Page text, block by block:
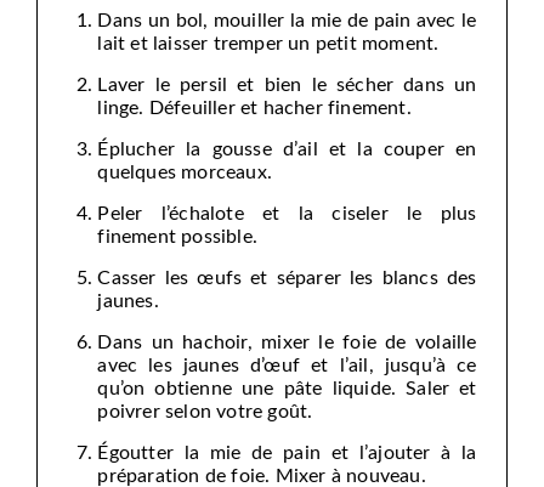
Dans un bol, mouiller la mie de pain avec le
lait et laisser tremper un petit moment.
Laver le persil et bien le sécher dans un
linge. Défeuiller et hacher finement.
Éplucher la gousse d’ail et la couper en
quelques morceaux.
Peler l’échalote et la ciseler le plus
finement possible.
Casser les œufs et séparer les blancs des
jaunes.
Dans un hachoir, mixer le foie de volaille
avec les jaunes d’œuf et l’ail, jusqu’à ce
qu’on obtienne une pâte liquide. Saler et
poivrer selon votre goût.
Égoutter la mie de pain et l’ajouter à la
préparation de foie. Mixer à nouveau.